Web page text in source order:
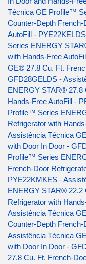
Técnica GE Profile™
Counter-Depth
AutoFill - PYE22KELDS
Series ENERGY
with Hands-Free
GE® 27.8 Cu. Ft.
GFD28GELDS -
ENERGY STAR® 27.8
Hands-Free AutoFill -
Profile™ Series
Refrigerator with
Assistência Técnica
with Door In Door -
Profile™ Series
French-Door
PYE22KMKES -
ENERGY STAR® 22.2
Refrigerator with
Assistência Técnica
Counter-Depth
Assistência Técnica
with Door In Door -
27.8 Cu. Ft. French-